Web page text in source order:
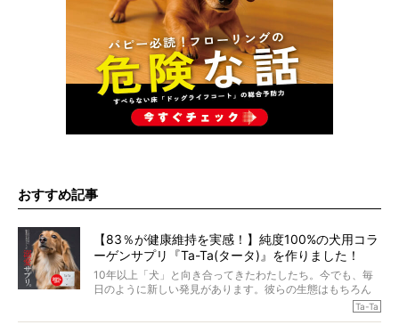
おすすめ記事
【83％が健康維持を実感！】純度100%の犬用コラ
ーゲンサプリ『Ta-Ta(タータ)』を作りました！
10年以上「犬」と向き合ってきたわたしたち。今でも、毎
日のように新しい発見があります。彼らの生態はもちろん
のこと、「食事」に関することも同じです。昔の犬は25年
も生きたといわれていますが、長生きの秘訣はバランスの
Ta-Ta